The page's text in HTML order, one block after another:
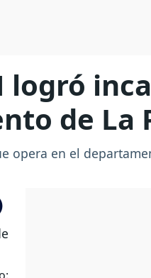
logró
de La
opera en el